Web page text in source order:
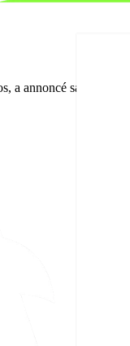
annoncé samedi la